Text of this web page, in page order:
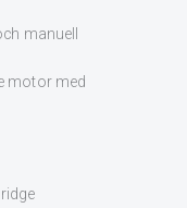
manuell
motor med